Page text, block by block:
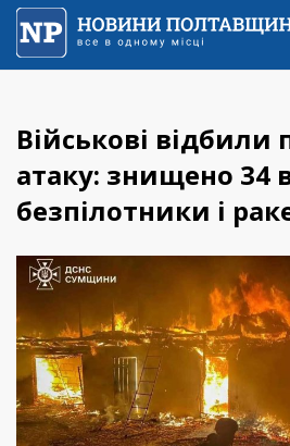
Військові відбили
атаку: знищено 34
безпілотники і